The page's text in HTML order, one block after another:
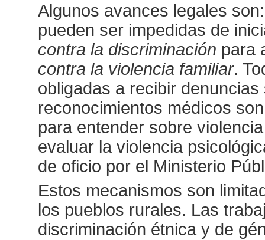
Algunos avances legales
pueden ser impedidas de
contra la discriminación para
contra la violencia familiar.
obligadas a recibir
reconocimientos médicos
para entender sobre
evaluar la violencia
de oficio por el Ministerio
Estos mecanismos son
los pueblos rurales. Las
discriminación étnica y de